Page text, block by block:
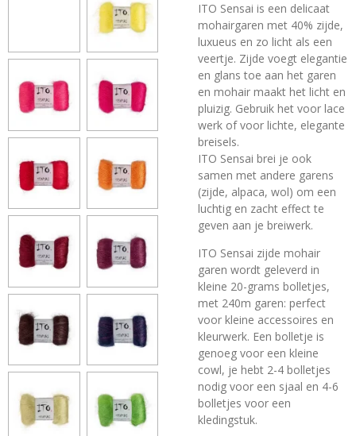
ITO Sensai is een delicaat
mohairgaren met 40% zijde,
luxueus en zo licht als een
veertje. Zijde voegt elegantie
en glans toe aan het garen
en mohair maakt het licht en
pluizig. Gebruik het voor lace
werk of voor lichte, elegante
breisels.
ITO Sensai brei je ook
samen met andere garens
(zijde, alpaca, wol) om een
luchtig en zacht effect te
geven aan je breiwerk.
ITO Sensai zijde mohair
garen wordt geleverd in
kleine 20-grams bolletjes,
met 240m garen: perfect
voor kleine accessoires en
kleurwerk. Een bolletje is
genoeg voor een kleine
cowl, je hebt 2-4 bolletjes
nodig voor een sjaal en 4-6
bolletjes voor een
kledingstuk.